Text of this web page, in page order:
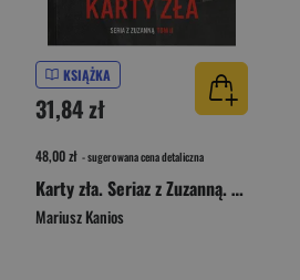
KSIĄŻKA
31,84 zł
48,00 zł - sugerowana cena detaliczna
Karty zła. Seriaz z Zuzanną. Tom 2
Mariusz Kanios